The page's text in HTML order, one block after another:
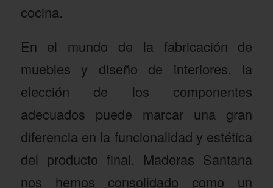
cocina.
En el mundo de la fabricación de
muebles y diseño de interiores, la
elección de los componentes
adecuados puede marcar una gran
diferencia en la funcionalidad y estética
del producto final. Maderas Santana
nos hemos consolidado como un